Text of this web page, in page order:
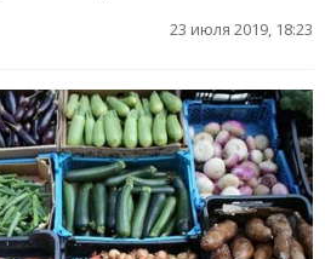
23 июля 2019, 18:23